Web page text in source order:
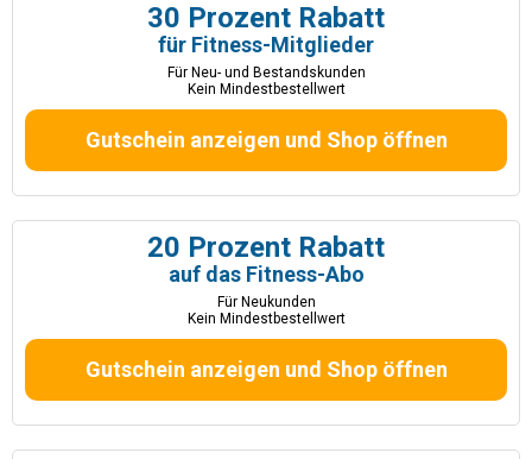
30 Prozent Rabatt
für Fitness-Mitglieder
Für Neu- und Bestandskunden
Kein Mindestbestellwert
Gutschein anzeigen und Shop öffnen
20 Prozent Rabatt
auf das Fitness-Abo
Für Neukunden
Kein Mindestbestellwert
Gutschein anzeigen und Shop öffnen